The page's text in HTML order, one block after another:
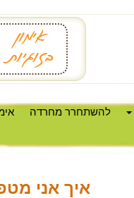
להשתחרר מחרדה
איך אני